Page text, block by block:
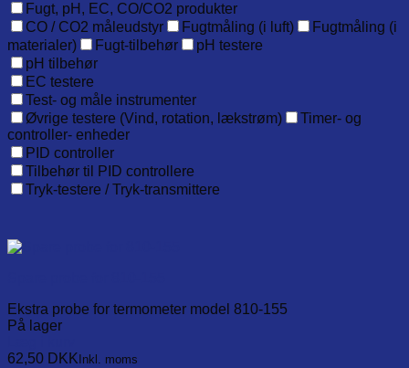
Fugt, pH, EC, CO/CO2 produkter
CO / CO2 måleudstyr
Fugtmåling (i luft)
Fugtmåling (i
materialer)
Fugt-tilbehør
pH testere
pH tilbehør
EC testere
Test- og måle instrumenter
Øvrige testere (Vind, rotation, lækstrøm)
Timer- og
controller- enheder
PID controller
Tilbehør til PID controllere
Tryk-testere / Tryk-transmittere
Ekstra probe for termometer model 810-155
På lager
62,50 DKKInkl. moms